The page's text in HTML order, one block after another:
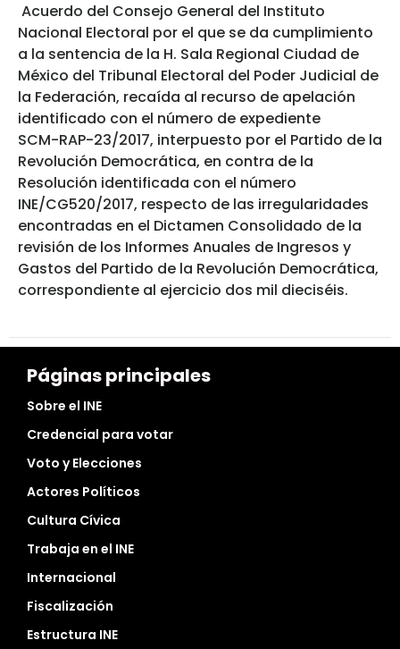
Acuerdo del Consejo General del Instituto
Nacional Electoral por el que se da cumplimiento
a la sentencia de la H. Sala Regional Ciudad de
México del Tribunal Electoral del Poder Judicial de
la Federación, recaída al recurso de apelación
identificado con el número de expediente
SCM-RAP-23/2017, interpuesto por el Partido de la
Revolución Democrática, en contra de la
Resolución identificada con el número
INE/CG520/2017, respecto de las irregularidades
encontradas en el Dictamen Consolidado de la
revisión de los Informes Anuales de Ingresos y
Gastos del Partido de la Revolución Democrática,
correspondiente al ejercicio dos mil dieciséis.
Páginas principales
Sobre el INE
Credencial para votar
Voto y Elecciones
Actores Políticos
Cultura Cívica
Trabaja en el INE
Internacional
Fiscalización
Estructura INE